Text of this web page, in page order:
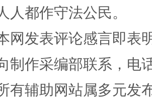
人都作守法公民。
网发表评论感言即表
制作采编部联系，电
有辅助网站属多元发